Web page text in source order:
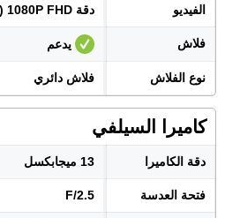
الفيديو دقة 1080P FHD (بمعدل 30 إطار)
فلاش يدعم
نوع الفلاش فلاش دائري
كاميرا السيلفي
دقة الكاميرا 13 ميجابكسل
فتحة العدسة F/2.5